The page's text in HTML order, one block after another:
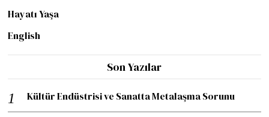
Hayatı Yaşa
English
Son Yazılar
Kültür Endüstrisi ve Sanatta Metalaşma Sorunu